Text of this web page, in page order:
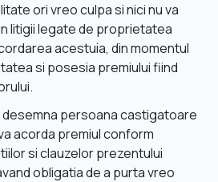
ori vreo culpa si nici nu va
litigii legate de proprietatea
acestuia, din momentul
si posesia premiului fiind
persoana castigatoare
acorda premiul conform
si clauzelor prezentului
obligatia de a purta vreo